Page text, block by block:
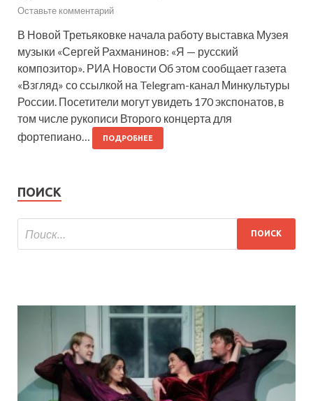
Оставьте комментарий
В Новой Третьяковке начала работу выставка Музея
музыки «Сергей Рахманинов: «Я — русский
композитор». РИА Новости Об этом сообщает газета
«Взгляд» со ссылкой на Telegram-канал Минкультуры
России. Посетители могут увидеть 170 экспонатов, в
том числе рукописи Второго концерта для
фортепиано…
ПОДРОБНЕЕ
ПОИСК